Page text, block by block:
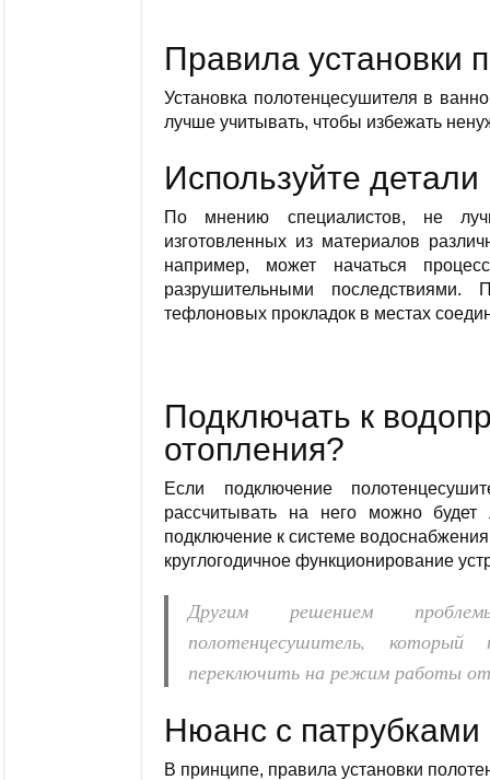
Правила установки
Установка полотенцесушителя в
лучше учитывать, чтобы избежать
Используйте
По мнению специалистов, не
изготовленных из материалов
например, может начаться
разрушительными последствиями.
тефлоновых прокладок в местах
Подключать к
отопления?
Если подключение
рассчитывать на него можно
подключение к системе
круглогодичное функционирование
Другим решением
полотенцесушитель,
переключить на режим работы
Нюанс с патрубками
В принципе, правила установки